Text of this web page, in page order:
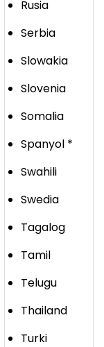
Rusia
Serbia
Slowakia
Slovenia
Somalia
Spanyol *
Swahili
Swedia
Tagalog
Tamil
Telugu
Thailand
Turki